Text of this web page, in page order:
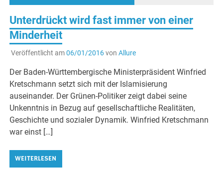
Unterdrückt wird fast immer von einer
Minderheit
Veröffentlicht am06/01/2016von Allure
Der Baden-Württembergische Ministerpräsident Winfried
Kretschmann setzt sich mit der Islamisierung
auseinander. Der Grünen-Politiker zeigt dabei seine
Unkenntnis in Bezug auf gesellschaftliche Realitäten,
Geschichte und sozialer Dynamik. Winfried Kretschmann
war einst […]
WEITERLESEN